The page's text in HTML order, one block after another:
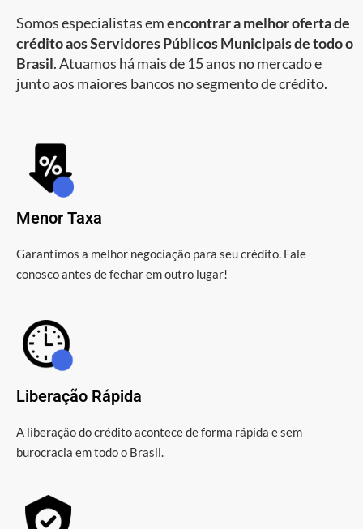
Somos especialistas emencontrar a melhor oferta de
crédito aos Servidores Públicos Municipais de todo o
Brasil. Atuamos há mais de 15 anos no mercado e
junto aos maiores bancos no segmento de crédito.
Menor Taxa
Garantimos a melhor negociação para seu crédito. Fale
conosco antes de fechar em outro lugar!
Liberação Rápida
A liberação do crédito acontece de forma rápida e sem
burocracia em todo o Brasil.